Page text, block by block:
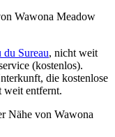
Wawona Meadow
du Sureau, nicht weit
(kostenlos).
die kostenlose
weit entfernt.
Nähe von Wawona